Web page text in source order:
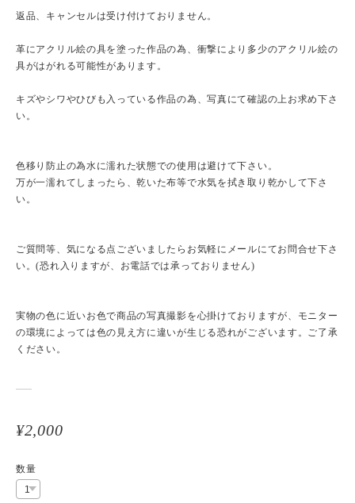
返品、キャンセルは受け付けておりません。
革にアクリル絵の具を塗った作品の為、衝撃により多少のアクリル絵の
具がはがれる可能性があります。
キズやシワやひびも入っている作品の為、写真にて確認の上お求め下さ
い。
色移り防止の為水に濡れた状態での使用は避けて下さい。
万が一濡れてしまったら、乾いた布等で水気を拭き取り乾かして下さ
い。
ご質問等、気になる点ございましたらお気軽にメールにてお問合せ下さ
い。(恐れ入りますが、お電話では承っておりません)
実物の色に近いお色で商品の写真撮影を心掛けておりますが、モニター
の環境によっては色の見え方に違いが生じる恐れがございます。ご了承
ください。
¥2,000
数量